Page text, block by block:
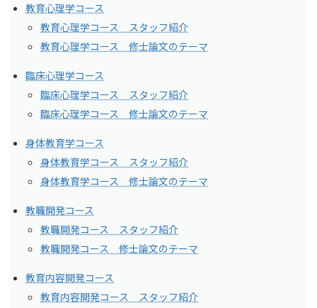
教育心理学コース
教育心理学コース スタッフ紹介
教育心理学コース 修士論文のテーマ
臨床心理学コース
臨床心理学コース スタッフ紹介
臨床心理学コース 修士論文のテーマ
身体教育学コース
身体教育学コース スタッフ紹介
身体教育学コース 修士論文のテーマ
教職開発コース
教職開発コース スタッフ紹介
教職開発コース 修士論文のテーマ
教育内容開発コース
教育内容開発コース スタッフ紹介